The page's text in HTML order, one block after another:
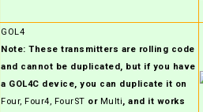
GOL4
Note: These transmitters are rolling code
and cannot be duplicated, but if you have
a GOL4C device, you can duplicate it on
Four, Four4, FourST or Multi , and it works